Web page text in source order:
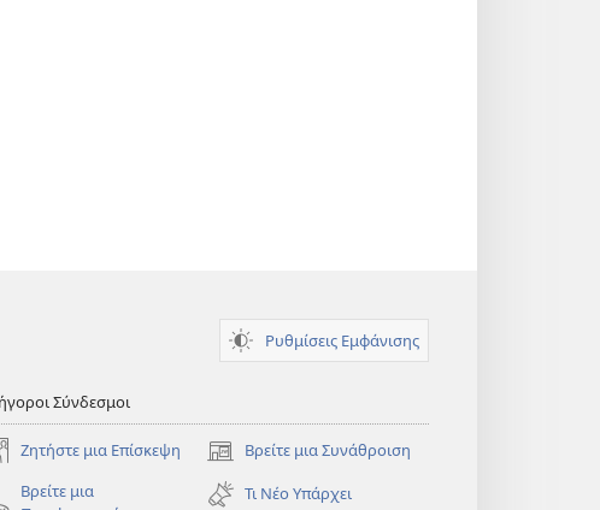
Ρυθμίσεις Εμφάνισης
Σύνδεσμοι
Ζητήστε μια Επίσκεψη Βρείτε μια Συνάθροιση
(ανοίγει
νέο
Βρείτε μια
Τι Νέο Υπάρχει